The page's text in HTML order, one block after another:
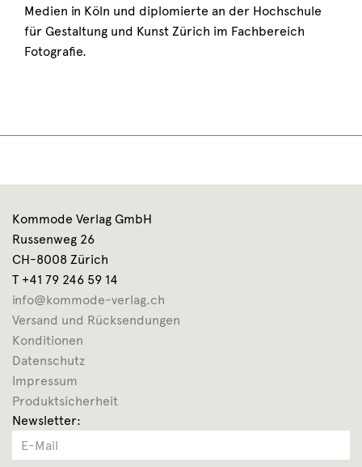
Medien in Köln und diplomierte an der Hochschule
für Gestaltung und Kunst Zürich im Fachbereich
Fotografie.
Kommode Verlag GmbH
Russenweg 26
CH-8008 Zürich
T +41 79 246 59 14
info@kommode-verlag.ch
Versand und Rücksendungen
Konditionen
Datenschutz
Impressum
Produktsicherheit
Newsletter: